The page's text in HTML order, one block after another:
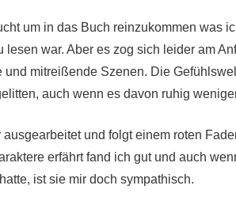
um in das Buch reinzukommen was
lesen war. Aber es zog sich leider am
mitreißende Szenen. Die
auch wenn es davon ruhig
und folgt einem roten
erfährt fand ich gut und auch
ist sie mir doch sympathisch.